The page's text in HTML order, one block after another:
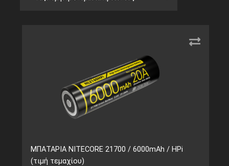
ΜΠΑΤΑΡΙΑ NITECORE 21700 / 6000mAh / HPi
(τιμή τεμαχίου)